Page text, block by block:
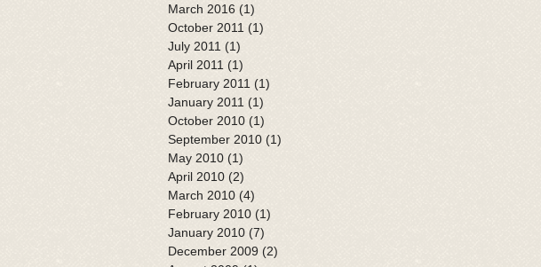
March 2016 (1)
October 2011 (1)
July 2011 (1)
April 2011 (1)
February 2011 (1)
January 2011 (1)
October 2010 (1)
September 2010 (1)
May 2010 (1)
April 2010 (2)
March 2010 (4)
February 2010 (1)
January 2010 (7)
December 2009 (2)